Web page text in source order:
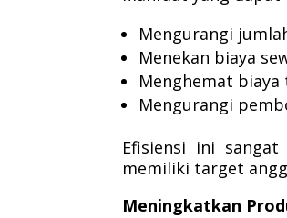
Mengurangi
Menekan biaya
Menghemat
Mengurangi
Efisiensi ini
memiliki target
Meningkatkan